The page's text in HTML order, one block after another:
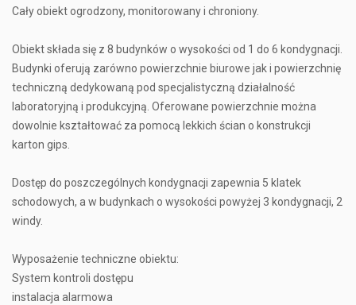
Cały obiekt ogrodzony, monitorowany i chroniony.
Obiekt składa się z 8 budynków o wysokości od 1 do 6 kondygnacji.
Budynki oferują zarówno powierzchnie biurowe jak i powierzchnię
techniczną dedykowaną pod specjalistyczną działalność
laboratoryjną i produkcyjną. Oferowane powierzchnie można
dowolnie kształtować za pomocą lekkich ścian o konstrukcji
karton gips.
Dostęp do poszczególnych kondygnacji zapewnia 5 klatek
schodowych, a w budynkach o wysokości powyżej 3 kondygnacji, 2
windy.
Wyposażenie techniczne obiektu:
System kontroli dostępu
instalacja alarmowa